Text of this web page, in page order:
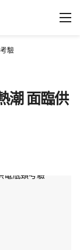
驗
潮 面臨供